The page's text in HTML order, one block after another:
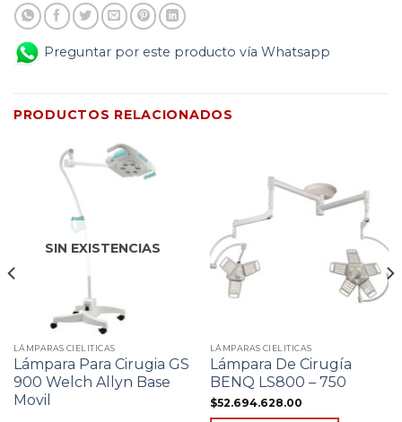
Preguntar por este producto vía Whatsapp
PRODUCTOS RELACIONADOS
SIN EXISTENCIAS
LÁMPARAS CIELITICAS
Lámpara Para Cirugia GS
900 Welch Allyn Base
Movil
LÁMPARAS CIELITICAS
Lámpara De Cirugía
BENQ LS800 – 750
$52.694.628.00